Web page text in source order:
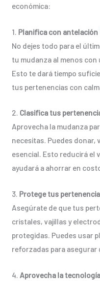
económica:
1. Planifica con antelación
No dejes todo para el
tu mudanza al menos con
Esto te dará tiempo
tus pertenencias con
2. Clasifica tus
Aprovecha la mudanza
necesitas. Puedes donar,
esencial. Esto reducirá el
ayudará a ahorrar en
3. Protege tus
Asegúrate de que tus
cristales, vajillas y
protegidas. Puedes usar
reforzadas para asegurar
4. Aprovecha la tecnología